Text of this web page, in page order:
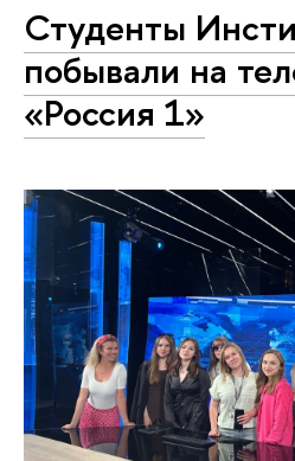
Студенты
побывали на
«Россия 1»